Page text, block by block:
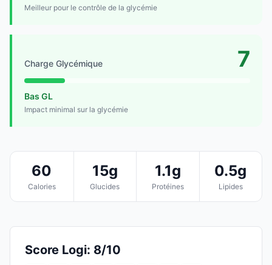
Meilleur pour le contrôle de la glycémie
Charge Glycémique 7
Bas GL
Impact minimal sur la glycémie
60
Calories
15g
Glucides
1.1g
Protéines
0.5g
Lipides
Score Logi: 8/10